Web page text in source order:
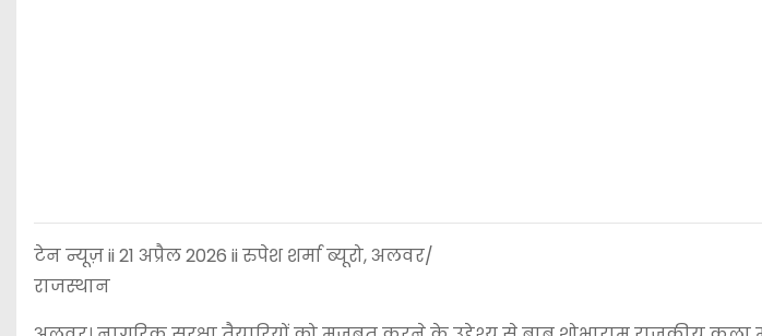
टेन न्यूज़ ii 21 अप्रैल 2026 ii रुपेश शर्मा ब्यूरो, अलवर/
राजस्थान